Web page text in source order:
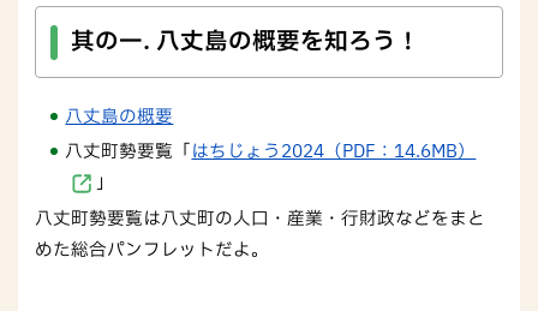
其の一. 八丈島の概要を知ろう！
八丈島の概要
八丈町勢要覧「はちじょう2024（PDF：14.6MB）
」
八丈町勢要覧は八丈町の人口・産業・行財政などをまと
めた総合パンフレットだよ。